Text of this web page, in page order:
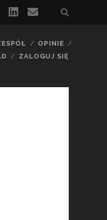
linkedinemail
OPINIE
ZALOGUJ SIĘ